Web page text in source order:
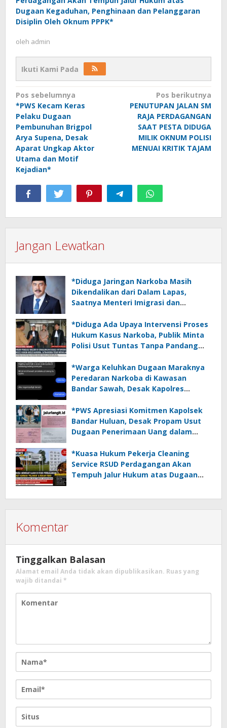
Dugaan Kegaduhan, Penghinaan dan Pelanggaran
Disiplin Oleh Oknum PPPK*
oleh admin
Ikuti Kami Pada
Navigasi
pos
Pos sebelumnya
*PWS Kecam Keras
Pelaku Dugaan
Pembunuhan Brigpol
Arya Supena, Desak
Aparat Ungkap Aktor
Utama dan Motif
Kejadian*
Pos berikutnya
PENUTUPAN JALAN SM
RAJA PERDAGANGAN
SAAT PESTA DIDUGA
MILIK OKNUM POLISI
MENUAI KRITIK TAJAM
Jangan Lewatkan
*Diduga Jaringan Narkoba Masih
Dikendalikan dari Dalam Lapas,
Saatnya Menteri Imigrasi dan
*Diduga Ada Upaya Intervensi Proses
Hukum Kasus Narkoba, Publik Minta
Polisi Usut Tuntas Tanpa Pandang
*Warga Keluhkan Dugaan Maraknya
Peredaran Narkoba di Kawasan
Bandar Sawah, Desak Kapolres
*PWS Apresiasi Komitmen Kapolsek
Bandar Huluan, Desak Propam Usut
Dugaan Penerimaan Uang dalam
*Kuasa Hukum Pekerja Cleaning
Service RSUD Perdagangan Akan
Tempuh Jalur Hukum atas Dugaan
Komentar
Tinggalkan Balasan
Alamat email Anda tidak akan dipublikasikan. Ruas yang
wajib ditandai *